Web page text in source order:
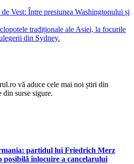
Vest: Între presiunea Washingtonului și
tradiționale ale Asiei, la focurile
din Sydney.
vă aduce cele mai noi știri din
surse sigure.
partidul lui Friedrich Merz
posibilă înlocuire a cancelarului